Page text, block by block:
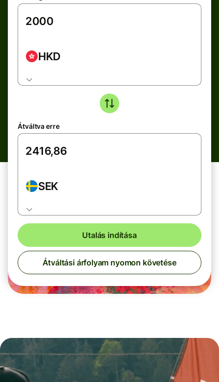
HKD
Átváltva erre
SEK
Utalás indítása
Átváltási árfolyam nyomon követése